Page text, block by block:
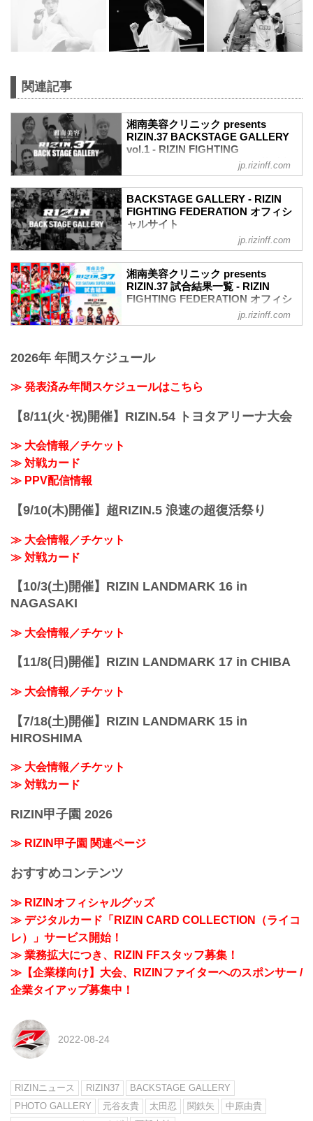
関連記事
湘南美容クリニック presents
RIZIN.37 BACKSTAGE GALLERY
vol.1 - RIZIN FIGHTING
FEDERATION オフィシャルサイト
収めた「BACKSTAGE GALLERY」
第1試合〜第7試合までのvol.2はこちら！
第15試合 RIZIN WORLD GP2022 スーパ
花 vs. ラーラ・フォントーラ
3
ラーラ・フォントーラ3
第14試合 RIZIN WORLD GP2022 スーパ
ーアトム級トーナメント 1回戦／浜崎朱
浜崎朱加3
第13試合 ／所英男 vs. 神龍誠
神龍誠2
jp.rizinff.com
BACKSTAGE GALLERY - RIZIN
FIGHTING FEDERATION オフィシ
ャルサイト
BACKSTAGE GALLERY の記事一覧 - 格
「RIZIN FIGHTING FEDERATION」（ラ
イジン ファイティング フェデレーショ
ン）の情報・加盟団体について発信して
jp.rizinff.com
湘南美容クリニック presents
RIZIN.37 試合結果一覧 - RIZIN
FIGHTING FEDERATION オフィシ
花 vs. ラーラ・フォントーラ
3R（49.0kg）
（WIN）伊澤星花 vs. ラーラ・フォント
ーラ（LOSE）
1R 3分47秒 SUB（タップアウト：フロン
RIZIN MMAトーナメントルー...
jp.rizinff.com
2026年 年間スケジュール
≫ 発表済み年間スケジュールはこちら
【8/11(火･祝)開催】RIZIN.54 トヨタアリーナ大会
≫ 大会情報／チケット
≫ 対戦カード
≫ PPV配信情報
【9/10(木)開催】超RIZIN.5 浪速の超復活祭り
≫ 大会情報／チケット
≫ 対戦カード
【10/3(土)開催】RIZIN LANDMARK 16 in
NAGASAKI
≫ 大会情報／チケット
【11/8(日)開催】RIZIN LANDMARK 17 in CHIBA
≫ 大会情報／チケット
【7/18(土)開催】RIZIN LANDMARK 15 in
HIROSHIMA
≫ 大会情報／チケット
≫ 対戦カード
RIZIN甲子園 2026
≫ RIZIN甲子園 関連ページ
おすすめコンテンツ
≫ RIZINオフィシャルグッズ
≫ デジタルカード「RIZIN CARD COLLECTION（ライコ
レ）」サービス開始！
≫ 業務拡大につき、RIZIN FFスタッフ募集！
≫【企業様向け】大会、RIZINファイターへのスポンサー /
企業タイアップ募集中！
2022-08-24
RIZINニュース RIZIN37
BACKSTAGE GALLERY
PHOTO GALLERY
元谷友貴 太田忍 関鉄矢
中原由貴